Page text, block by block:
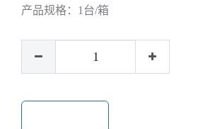
产品规格： 1台/箱